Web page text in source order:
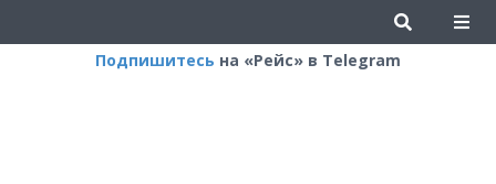
Подпишитесь на «Рейс» в Telegram